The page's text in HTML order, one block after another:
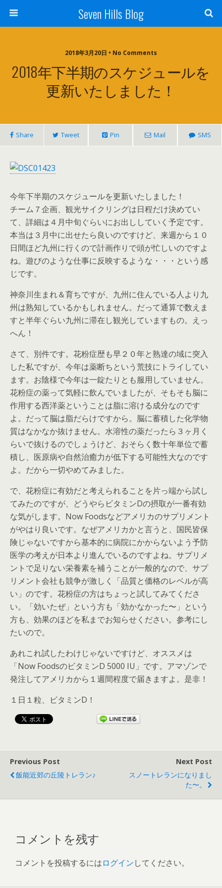
Seven Hills Blog
2018年3月20日 • No Comments
2018年下半期のスケジュールを
更新いたしました！
Share Tweet Pin Mail SMS
今年下半期のスケジュールを更新いたしました！
チーム７企画、観光サイクリングは日程だけ決めてい
て、詳細は４月中旬ぐらいにお出ししていく予定です。
本当は３月中に出せたら良いのですけど、来週から１０
日間ほど九州に行くので計画作りで頭が忙しいのですよ
ね。遊びのような仕事に反映するような・・・という感
じです。
神奈川生まれ＆育ちですが、九州に住んでいる人より九
州は熟知しているかもしれません。だって通算で数えま
すと半年ぐらい九州に滞在し観光していますもの。えっ
へん！
さて、別件です。花粉症歴も早２０年と熟達の域に突入
した私ですが、今年は薬断ちという荒技にトライしてい
ます。お陰様で今年は一錠たりとも服用していません。
花粉症の薬って気軽に飲んでいましたが、そもそも脳に
作用する西洋薬ということは脂に溶ける成分なのです
よ。だって脳は脂だらけですから。脳に蓄積した化学物
質はなかなか抜けません。水溶性の薬だったら３ヶ月く
らいで抜けるのでしょうけど、おそらく数十年単位で蓄
積し、医原病や自然治癒力が低下する可能性大なのです
よ。だから一切やめてみました。
で、花粉症に有効だと考えられることを片っ端から試し
てみたのですが、どうやらビタミンDの摂取が一番有効
な気がします。Now Foodsなどアメリカのサプリメント
がやはり良いです。なぜアメリカかと言うと、国民皆保
険じゃないですから基本的に病院にかからないよう予防
医学の考えが日本より進んでいるのですよね。サプリメ
ントで足りない栄養素を補うことが一般的なので、サプ
リメント会社も競争が激しく「品質と価格のレベルが高
い」のです。花粉症の方はちょっと試してみてくださ
い。「効いたぜ」という方も「効かなかった〜」という
方も、効果のほどを私までお知らせください。参考にし
たいので。
あれこれ試したわけじゃないですけど、オススメは
「Now FoodsのビタミンD 5000 IU」です。アマゾンで
発注してアメリカから１週間程度で届きますよ。是非！
１日１粒、ビタミンD！
Previous Post
飯能近郊の丘陵トレラン♪
Next Post
スノートレランになりまし
た〜。
コメントを残す
コメントを投稿するにはログインしてください。